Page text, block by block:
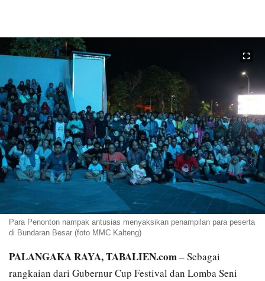
Para Penonton nampak antusias menyaksikan penampilan para peserta
di Bundaran Besar (foto MMC Kalteng)
PALANGAKA RAYA, TABALIEN.com– Sebagai
rangkaian dari Gubernur Cup Festival dan Lomba Seni